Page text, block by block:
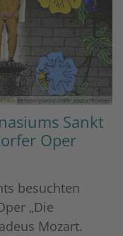
spielplan/a-z/die-zauberfloete/
Sankt
Oper
besuchten
„Die
Mozart.